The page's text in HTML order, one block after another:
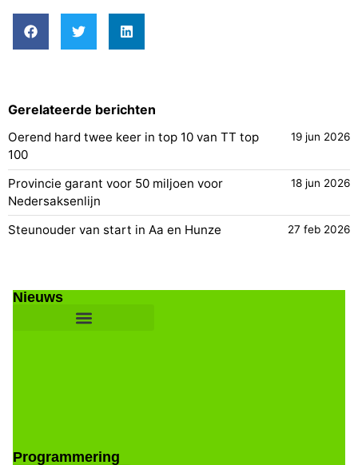
Gerelateerde berichten
Oerend hard twee keer in top 10 van TT top
100
19 jun 2026
Provincie garant voor 50 miljoen voor
Nedersaksenlijn
18 jun 2026
Steunouder van start in Aa en Hunze 27 feb 2026
Nieuws
Programmering